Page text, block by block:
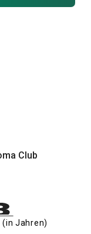
Club
(in Jahren)